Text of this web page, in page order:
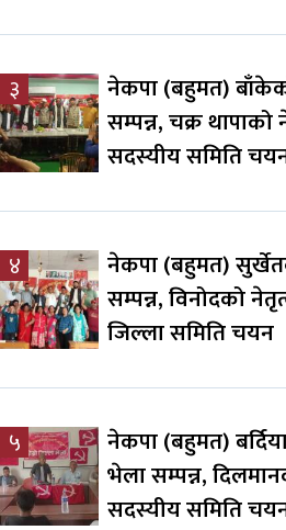
३
नेकपा (बहुमत)
सम्पन्न, चक्र थापाको
सदस्यीय समिति
४
नेकपा (बहुमत)
सम्पन्न, विनोदको
जिल्ला समिति चयन
५
नेकपा (बहुमत)
भेला सम्पन्न,
सदस्यीय समिति